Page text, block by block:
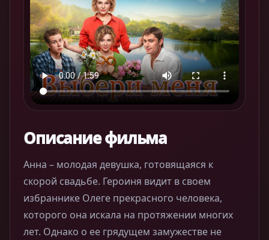
Описание фильма
Анна – молодая девушка, готовящаяся к
скорой свадьбе. Героиня видит в своем
избраннике Олеге прекрасного человека,
которого она искала на протяжении многих
лет. Однако о ее грядущем замужестве не